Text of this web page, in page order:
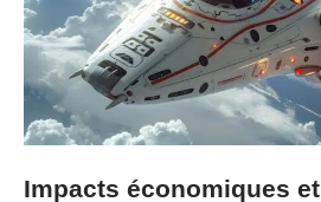
Impacts économiques et